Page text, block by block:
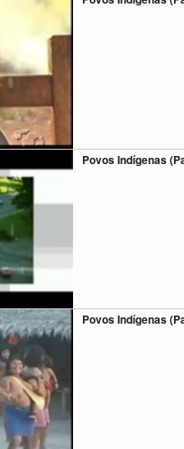
Povos Indígenas
Povos Indígenas